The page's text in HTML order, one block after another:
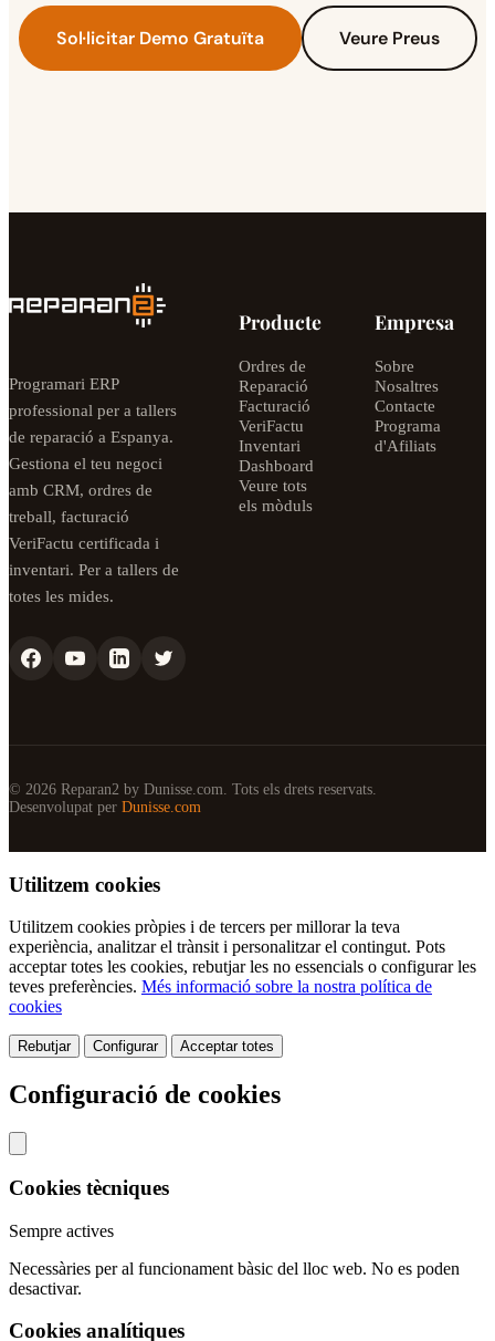
Sol·licitar Demo Gratuïta Veure Preus
Programari ERP
professional per a tallers
de reparació a Espanya.
Gestiona el teu negoci
amb CRM, ordres de
treball, facturació
VeriFactu certificada i
inventari. Per a tallers de
totes les mides.
Producte
Ordres de
Reparació
Facturació
VeriFactu
Inventari
Dashboard
Veure tots
els mòduls
Empresa
Sobre
Nosaltres
Contacte
Programa
d'Afiliats
© 2026 Reparan2 by Dunisse.com. Tots els drets reservats.
Desenvolupat per Dunisse.com
Utilitzem cookies
Utilitzem cookies pròpies i de tercers per millorar la teva
experiència, analitzar el trànsit i personalitzar el contingut. Pots
acceptar totes les cookies, rebutjar les no essencials o configurar les
teves preferències. Més informació sobre la nostra política de
cookies
Rebutjar Configurar Acceptar totes
Configuració de cookies
Cookies tècniques
Sempre actives
Necessàries per al funcionament bàsic del lloc web. No es poden
desactivar.
Cookies analítiques